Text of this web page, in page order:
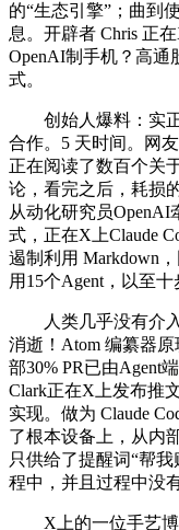
的“生态引擎”；曲到
息。开辟者 Chris 正
OpenAI制手机？高通
式。
创始人爆料：实正
合作。5 天时间。网
正在阅读了数百个关
论，看完之后，耗损
从动化研究员OpenAI
式，正在X上Claude
遏制利用 Markdown
用15个Agent，以至十
人类几乎没有介入
消逝！Atom 编纂器
部30% PR已由Agent
Clark正在X上发布推
实现。做为 Claude
了根本设备上，从内
只供给了提醒词“帮
程中，并且过程中没
X上的一位手艺博